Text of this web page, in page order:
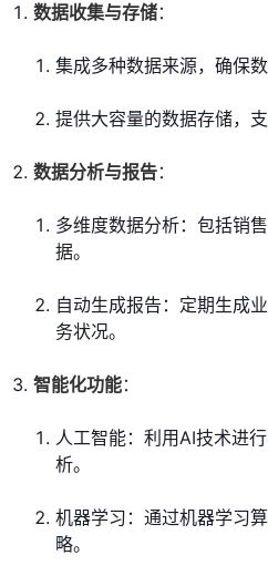
数据收集与存储：
集成多种数据来源，确保
提供大容量的数据存储，
数据分析与报告：
多维度数据分析：包括销
据。
自动生成报告：定期生成
务状况。
智能化功能：
人工智能：利用AI技术进
析。
机器学习：通过机器学习
略。